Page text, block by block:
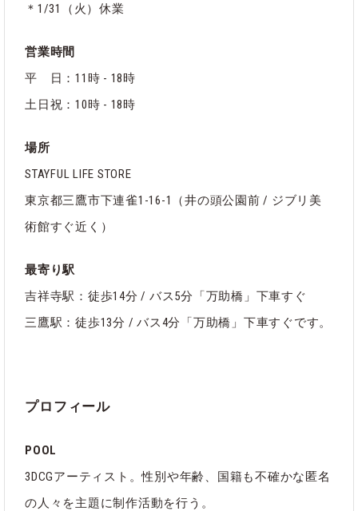
＊1/31（火）休業
営業時間
平 日：11時 - 18時
土日祝：10時 - 18時
場所
STAYFUL LIFE STORE
東京都三鷹市下連雀1-16-1（井の頭公園前 / ジブリ美
術館すぐ近く）
最寄り駅
吉祥寺駅：徒歩14分 / バス5分「万助橋」下車すぐ
三鷹駅：徒歩13分 / バス4分「万助橋」下車すぐです。
プロフィール
POOL
3DCGアーティスト。性別や年齢、国籍も不確かな匿名
の人々を主題に制作活動を行う。